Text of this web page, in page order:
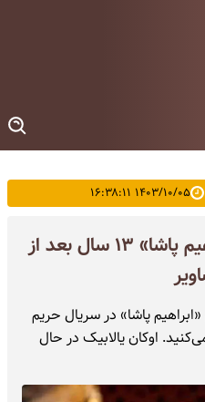
۱۴۰۳/۱۰/۰۵ ۱۶:۳۸:۱۱
تغییر چهره عجیب «ابراهیم پاشا» ۱۳ سال بعد از
پاشا» در سریال حریم
می‌کنید. اوکان یالابیک در حال